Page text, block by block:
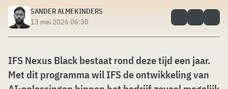
SANDER ALMEKINDERS
13 mei 2026 06:30
IFS Nexus Black bestaat rond deze tijd een jaar.
Met dit programma wil IFS de ontwikkeling van